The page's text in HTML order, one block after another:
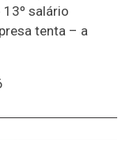
13º salário
tenta – a